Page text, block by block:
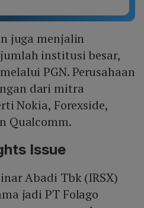
juga menjalin
institusi besar,
PGN. Perusahaan
dari mitra
Nokia, Forexside,
Qualcomm.
Issue
Abadi Tbk (IRSX)
jadi PT Folago